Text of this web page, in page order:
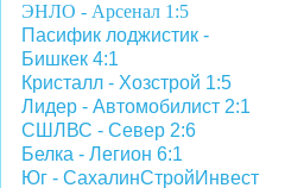
ЭНЛО - Арсенал 1:5
Пасифик лоджистик -
Бишкек 4:1
Кристалл - Хозстрой 1:5
Лидер - Автомобилист 2:1
СШЛВС - Север 2:6
Белка - Легион 6:1
Юг - СахалинСтройИнвест